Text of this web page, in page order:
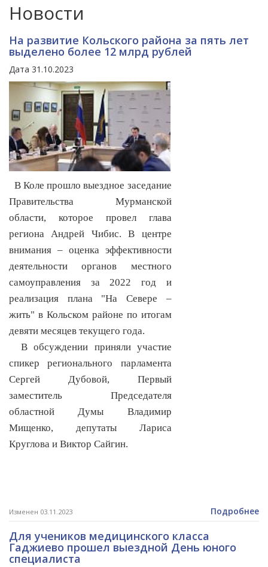
Новости
На развитие Кольского района за пять лет
выделено более 12 млрд рублей
Дата 31.10.2023
В Коле прошло выездное заседание
Правительства Мурманской
области, которое провел глава
региона Андрей Чибис. В центре
внимания – оценка эффективности
деятельности органов местного
самоуправления за 2022 год и
реализация плана "На Севере –
жить" в Кольском районе по итогам
девяти месяцев текущего года.
В обсуждении приняли участие
спикер регионального парламента
Сергей Дубовой, Первый
заместитель Председателя
областной Думы Владимир
Мищенко, депутаты Лариса
Круглова и Виктор Сайгин.
Изменен 03.11.2023 Подробнее
Для учеников медицинского класса
Гаджиево прошел выездной День юного
специалиста